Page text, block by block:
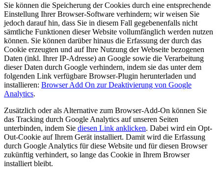
Sie können die Speicherung der Cookies durch eine entsprechende
Einstellung Ihrer Browser-Software verhindern; wir weisen Sie
jedoch darauf hin, dass Sie in diesem Fall gegebenenfalls nicht
sämtliche Funktionen dieser Website vollumfänglich werden nutzen
können. Sie können darüber hinaus die Erfassung der durch das
Cookie erzeugten und auf Ihre Nutzung der Webseite bezogenen
Daten (inkl. Ihrer IP-Adresse) an Google sowie die Verarbeitung
dieser Daten durch Google verhindern, indem sie das unter dem
folgenden Link verfügbare Browser-Plugin herunterladen und
installieren: Browser Add On zur Deaktivierung von Google
Analytics.
Zusätzlich oder als Alternative zum Browser-Add-On können Sie
das Tracking durch Google Analytics auf unseren Seiten
unterbinden, indem Sie diesen Link anklicken. Dabei wird ein Opt-
Out-Cookie auf Ihrem Gerät installiert. Damit wird die Erfassung
durch Google Analytics für diese Website und für diesen Browser
zukünftig verhindert, so lange das Cookie in Ihrem Browser
installiert bleibt.